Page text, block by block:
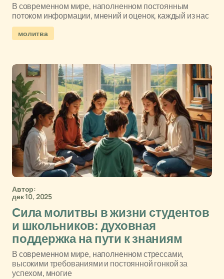
В современном мире, наполненном постоянным
потоком информации, мнений и оценок, каждый из нас
молитва
Автор:
дек 10, 2025
Сила молитвы в жизни студентов
и школьников: духовная
поддержка на пути к знаниям
В современном мире, наполненном стрессами,
высокими требованиями и постоянной гонкой за
успехом, многие